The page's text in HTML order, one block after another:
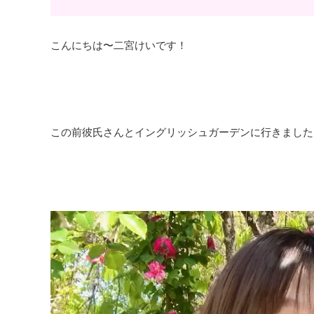
こんにちは〜二宮けいです！
この前彼氏さんとイングリッシュガーデンに行きまし